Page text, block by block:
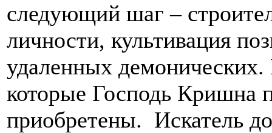
следующий шаг –
личности, культивация
удаленных демонических.
которые Господь Кришна
приобретены. Искатель